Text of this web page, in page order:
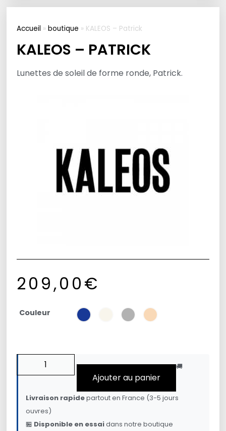
Accueil »boutique » KALEOS – Patrick
KALEOS – PATRICK
Lunettes de soleil de forme ronde, Patrick.
209,00€
Couleur
Ajouter au panier
🚚
Livraison rapidepartout en France (3-5 jours
ouvres)
🏪 Disponible en essaidans notre boutique